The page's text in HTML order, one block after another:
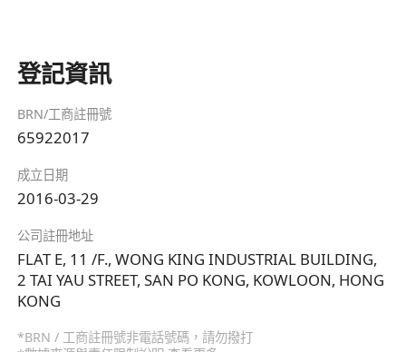
登記資訊
BRN/工商註冊號
65922017
成立日期
2016-03-29
公司註冊地址
FLAT E, 11 /F., WONG KING INDUSTRIAL BUILDING,
2 TAI YAU STREET, SAN PO KONG, KOWLOON, HONG
KONG
*BRN / 工商註冊號非電話號碼，請勿撥打